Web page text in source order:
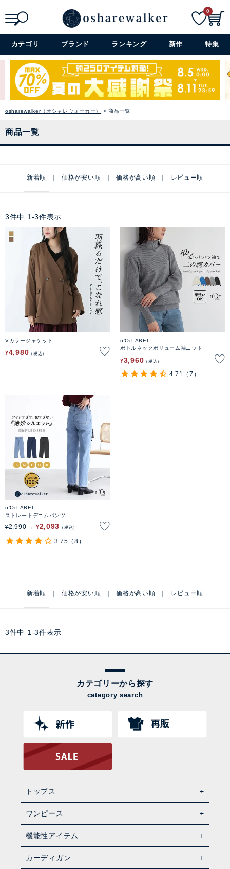
詳細検索+
0
カテゴリ ブランド ランキング 新作 特集
osharewalker（オシャレウォーカー） 商品一覧
商品一覧
新着順 価格が安い順 価格が高い順 レビュー順
3件中 1 -3件表示
Vカラージャケット
¥4,980 税込
n'OrLABEL
ボトルネックボリューム袖ニット
¥3,960 税込
4.71 （7）
n'OrLABEL
ストレートデニムパンツ
¥2,990 ¥2,093 税込
3.75 （8）
新着順 価格が安い順 価格が高い順 レビュー順
3件中 1 -3件表示
カテゴリーから探す
category search
トップス
ワンピース
機能性アイテム
カーディガン